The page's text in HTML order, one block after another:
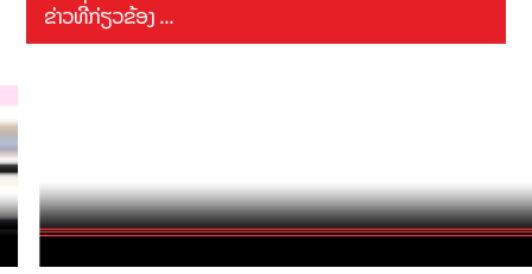
ຂ່າວທີ່ກ່ຽວຂ້ອງ ...